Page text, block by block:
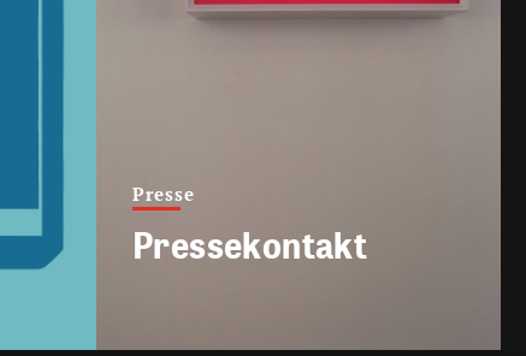
Presse
Pressekontakt